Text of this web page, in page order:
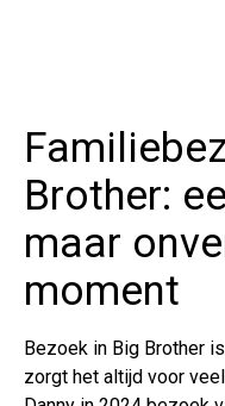
Brother:
maar
moment
Bezoek in Big Brother
zorgt het altijd voor